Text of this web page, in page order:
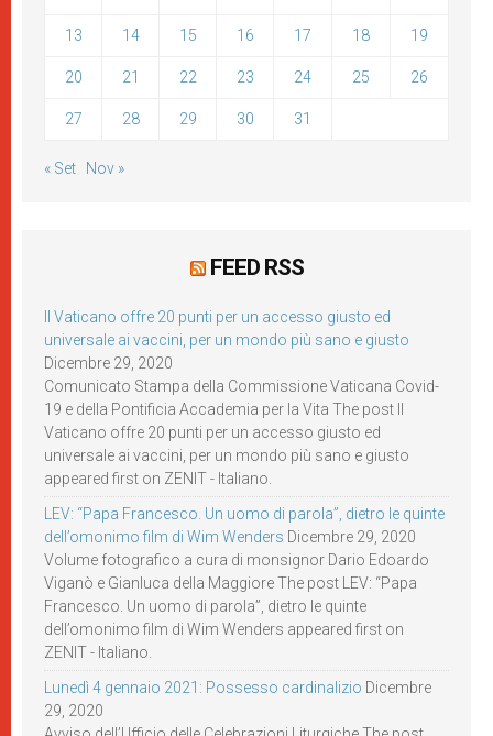
13 14 15 16 17 18 19
20 21 22 23 24 25 26
27 28 29 30 31
« Set Nov »
FEED RSS
Il Vaticano offre 20 punti per un accesso giusto ed
universale ai vaccini, per un mondo più sano e giusto
Dicembre 29, 2020
Comunicato Stampa della Commissione Vaticana Covid-
19 e della Pontificia Accademia per la Vita The post Il
Vaticano offre 20 punti per un accesso giusto ed
universale ai vaccini, per un mondo più sano e giusto
appeared first on ZENIT - Italiano.
LEV: “Papa Francesco. Un uomo di parola”, dietro le quinte
dell’omonimo film di Wim Wenders Dicembre 29, 2020
Volume fotografico a cura di monsignor Dario Edoardo
Viganò e Gianluca della Maggiore The post LEV: “Papa
Francesco. Un uomo di parola”, dietro le quinte
dell’omonimo film di Wim Wenders appeared first on
ZENIT - Italiano.
Lunedì 4 gennaio 2021: Possesso cardinalizio Dicembre
29, 2020